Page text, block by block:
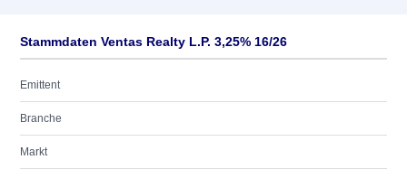
Stammdaten Ventas Realty L.P. 3,25% 16/26
Emittent
Branche
Markt